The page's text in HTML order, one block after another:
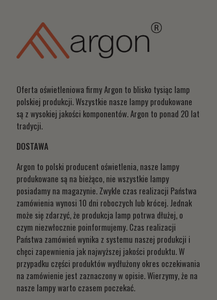
Oferta oświetleniowa firmy Argon to blisko tysiąc lamp
polskiej produkcji. Wszystkie nasze lampy produkowane
są z wysokiej jakości komponentów. Argon to ponad 20 lat
tradycji.
DOSTAWA
Argon to polski producent oświetlenia, nasze lampy
produkowane są na bieżąco, nie wszystkie lampy
posiadamy na magazynie. Zwykle czas realizacji Państwa
zamówienia wynosi 10 dni roboczych lub krócej. Jednak
może się zdarzyć, że produkcja lamp potrwa dłużej, o
czym niezwłocznie poinformujemy. Czas realizacji
Państwa zamówień wynika z systemu naszej produkcji i
chęci zapewnienia jak najwyższej jakości produktu. W
przypadku części produktów wydłużony okres oczekiwania
na zamówienie jest zaznaczony w opisie. Wierzymy, że na
nasze lampy warto czasem poczekać.